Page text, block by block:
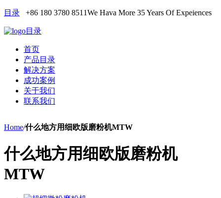
目录 +86 180 3780 8511We Hava More 35 Years Of Expeiences
目录
首页
产品目录
解决方案
成功案例
关于我们
联系我们
Home/什么地方用细欧版磨粉机MTW
什么地方用细欧版磨粉机
MTW